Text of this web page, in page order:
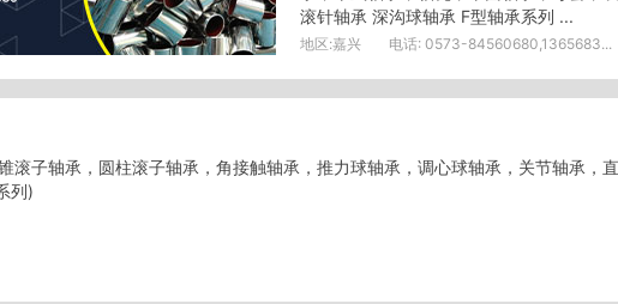
滚针轴承 深沟球轴承 F型轴承系列 ...
地区:嘉兴 电话: 0573-84560680,1365683...
滚子轴承，圆柱滚子轴承，角接触轴承，推力球轴承，调心球轴承，关节轴承，
列)